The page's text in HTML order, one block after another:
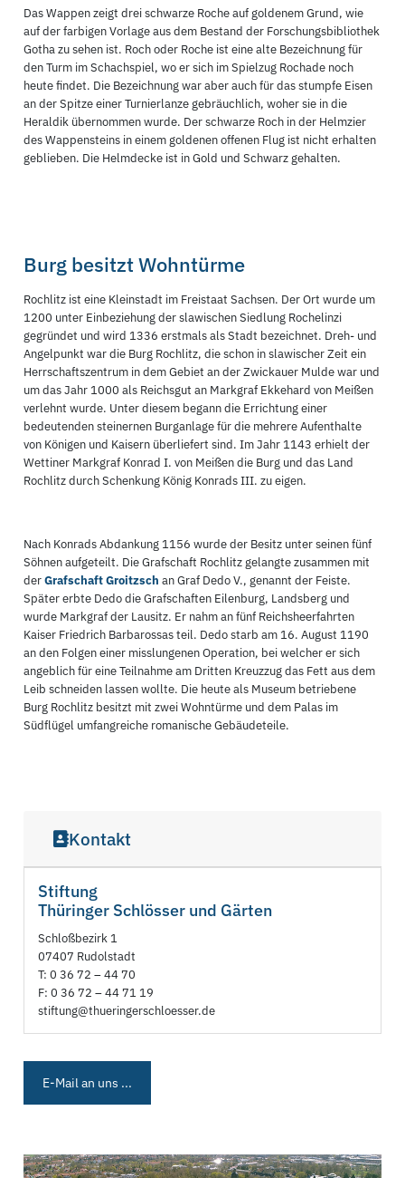
Das Wappen zeigt drei schwarze Roche auf goldenem Grund, wie
auf der farbigen Vorlage aus dem Bestand der Forschungsbibliothek
Gotha zu sehen ist. Roch oder Roche ist eine alte Bezeichnung für
den Turm im Schachspiel, wo er sich im Spielzug Rochade noch
heute findet. Die Bezeichnung war aber auch für das stumpfe Eisen
an der Spitze einer Turnierlanze gebräuchlich, woher sie in die
Heraldik übernommen wurde. Der schwarze Roch in der Helmzier
des Wappensteins in einem goldenen offenen Flug ist nicht erhalten
geblieben. Die Helmdecke ist in Gold und Schwarz gehalten.
Burg besitzt Wohntürme
Rochlitz ist eine Kleinstadt im Freistaat Sachsen. Der Ort wurde um
1200 unter Einbeziehung der slawischen Siedlung Rochelinzi
gegründet und wird 1336 erstmals als Stadt bezeichnet. Dreh- und
Angelpunkt war die Burg Rochlitz, die schon in slawischer Zeit ein
Herrschaftszentrum in dem Gebiet an der Zwickauer Mulde war und
um das Jahr 1000 als Reichsgut an Markgraf Ekkehard von Meißen
verlehnt wurde. Unter diesem begann die Errichtung einer
bedeutenden steinernen Burganlage für die mehrere Aufenthalte
von Königen und Kaisern überliefert sind. Im Jahr 1143 erhielt der
Wettiner Markgraf Konrad I. von Meißen die Burg und das Land
Rochlitz durch Schenkung König Konrads III. zu eigen.
Nach Konrads Abdankung 1156 wurde der Besitz unter seinen fünf
Söhnen aufgeteilt. Die Grafschaft Rochlitz gelangte zusammen mit
derGrafschaft Groitzsch an Graf Dedo V., genannt der Feiste.
Später erbte Dedo die Grafschaften Eilenburg, Landsberg und
wurde Markgraf der Lausitz. Er nahm an fünf Reichsheerfahrten
Kaiser Friedrich Barbarossas teil. Dedo starb am 16. August 1190
an den Folgen einer misslungenen Operation, bei welcher er sich
angeblich für eine Teilnahme am Dritten Kreuzzug das Fett aus dem
Leib schneiden lassen wollte. Die heute als Museum betriebene
Burg Rochlitz besitzt mit zwei Wohntürme und dem Palas im
Südflügel umfangreiche romanische Gebäudeteile.
Kontakt
Stiftung
Thüringer Schlösser und Gärten
Schloßbezirk 1
07407 Rudolstadt
T: 0 36 72 – 44 70
F: 0 36 72 – 44 71 19
stiftung@thueringerschloesser.de
E-Mail an uns ...